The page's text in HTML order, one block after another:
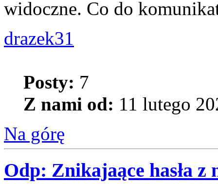
widoczne. Co do
drazek31
Posty: 7
Z nami od: 11 lutego
Na górę
Odp: Znikajaące hasła z